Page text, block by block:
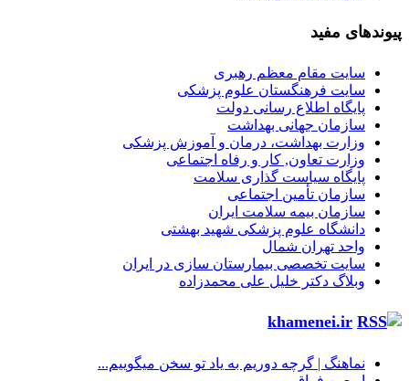
پیوندهای مفید
سایت مقام معظم رهبری
سایت فرهنگستان علوم پزشکی
پایگاه اطلاع رسانی دولت
سازمان جهانی بهداشت
وزارت بهداشت، درمان و آموزش پزشکی
وزارت تعاون, کار و رفاه اجتماعی
پایگاه سیاست گذاری سلامت
سازمان تأمین اجتماعی
سازمان بیمه سلامت ایران
دانشگاه علوم پزشکی شهید بهشتی
واحد تهران شمال
سایت تخصصی بیمارستان سازی در ایران
وبلاگ دکتر خلیل علی محمدزاده
khamenei.ir
نماهنگ |‌ گرچه دوریم به یاد تو سخن میگوییم...